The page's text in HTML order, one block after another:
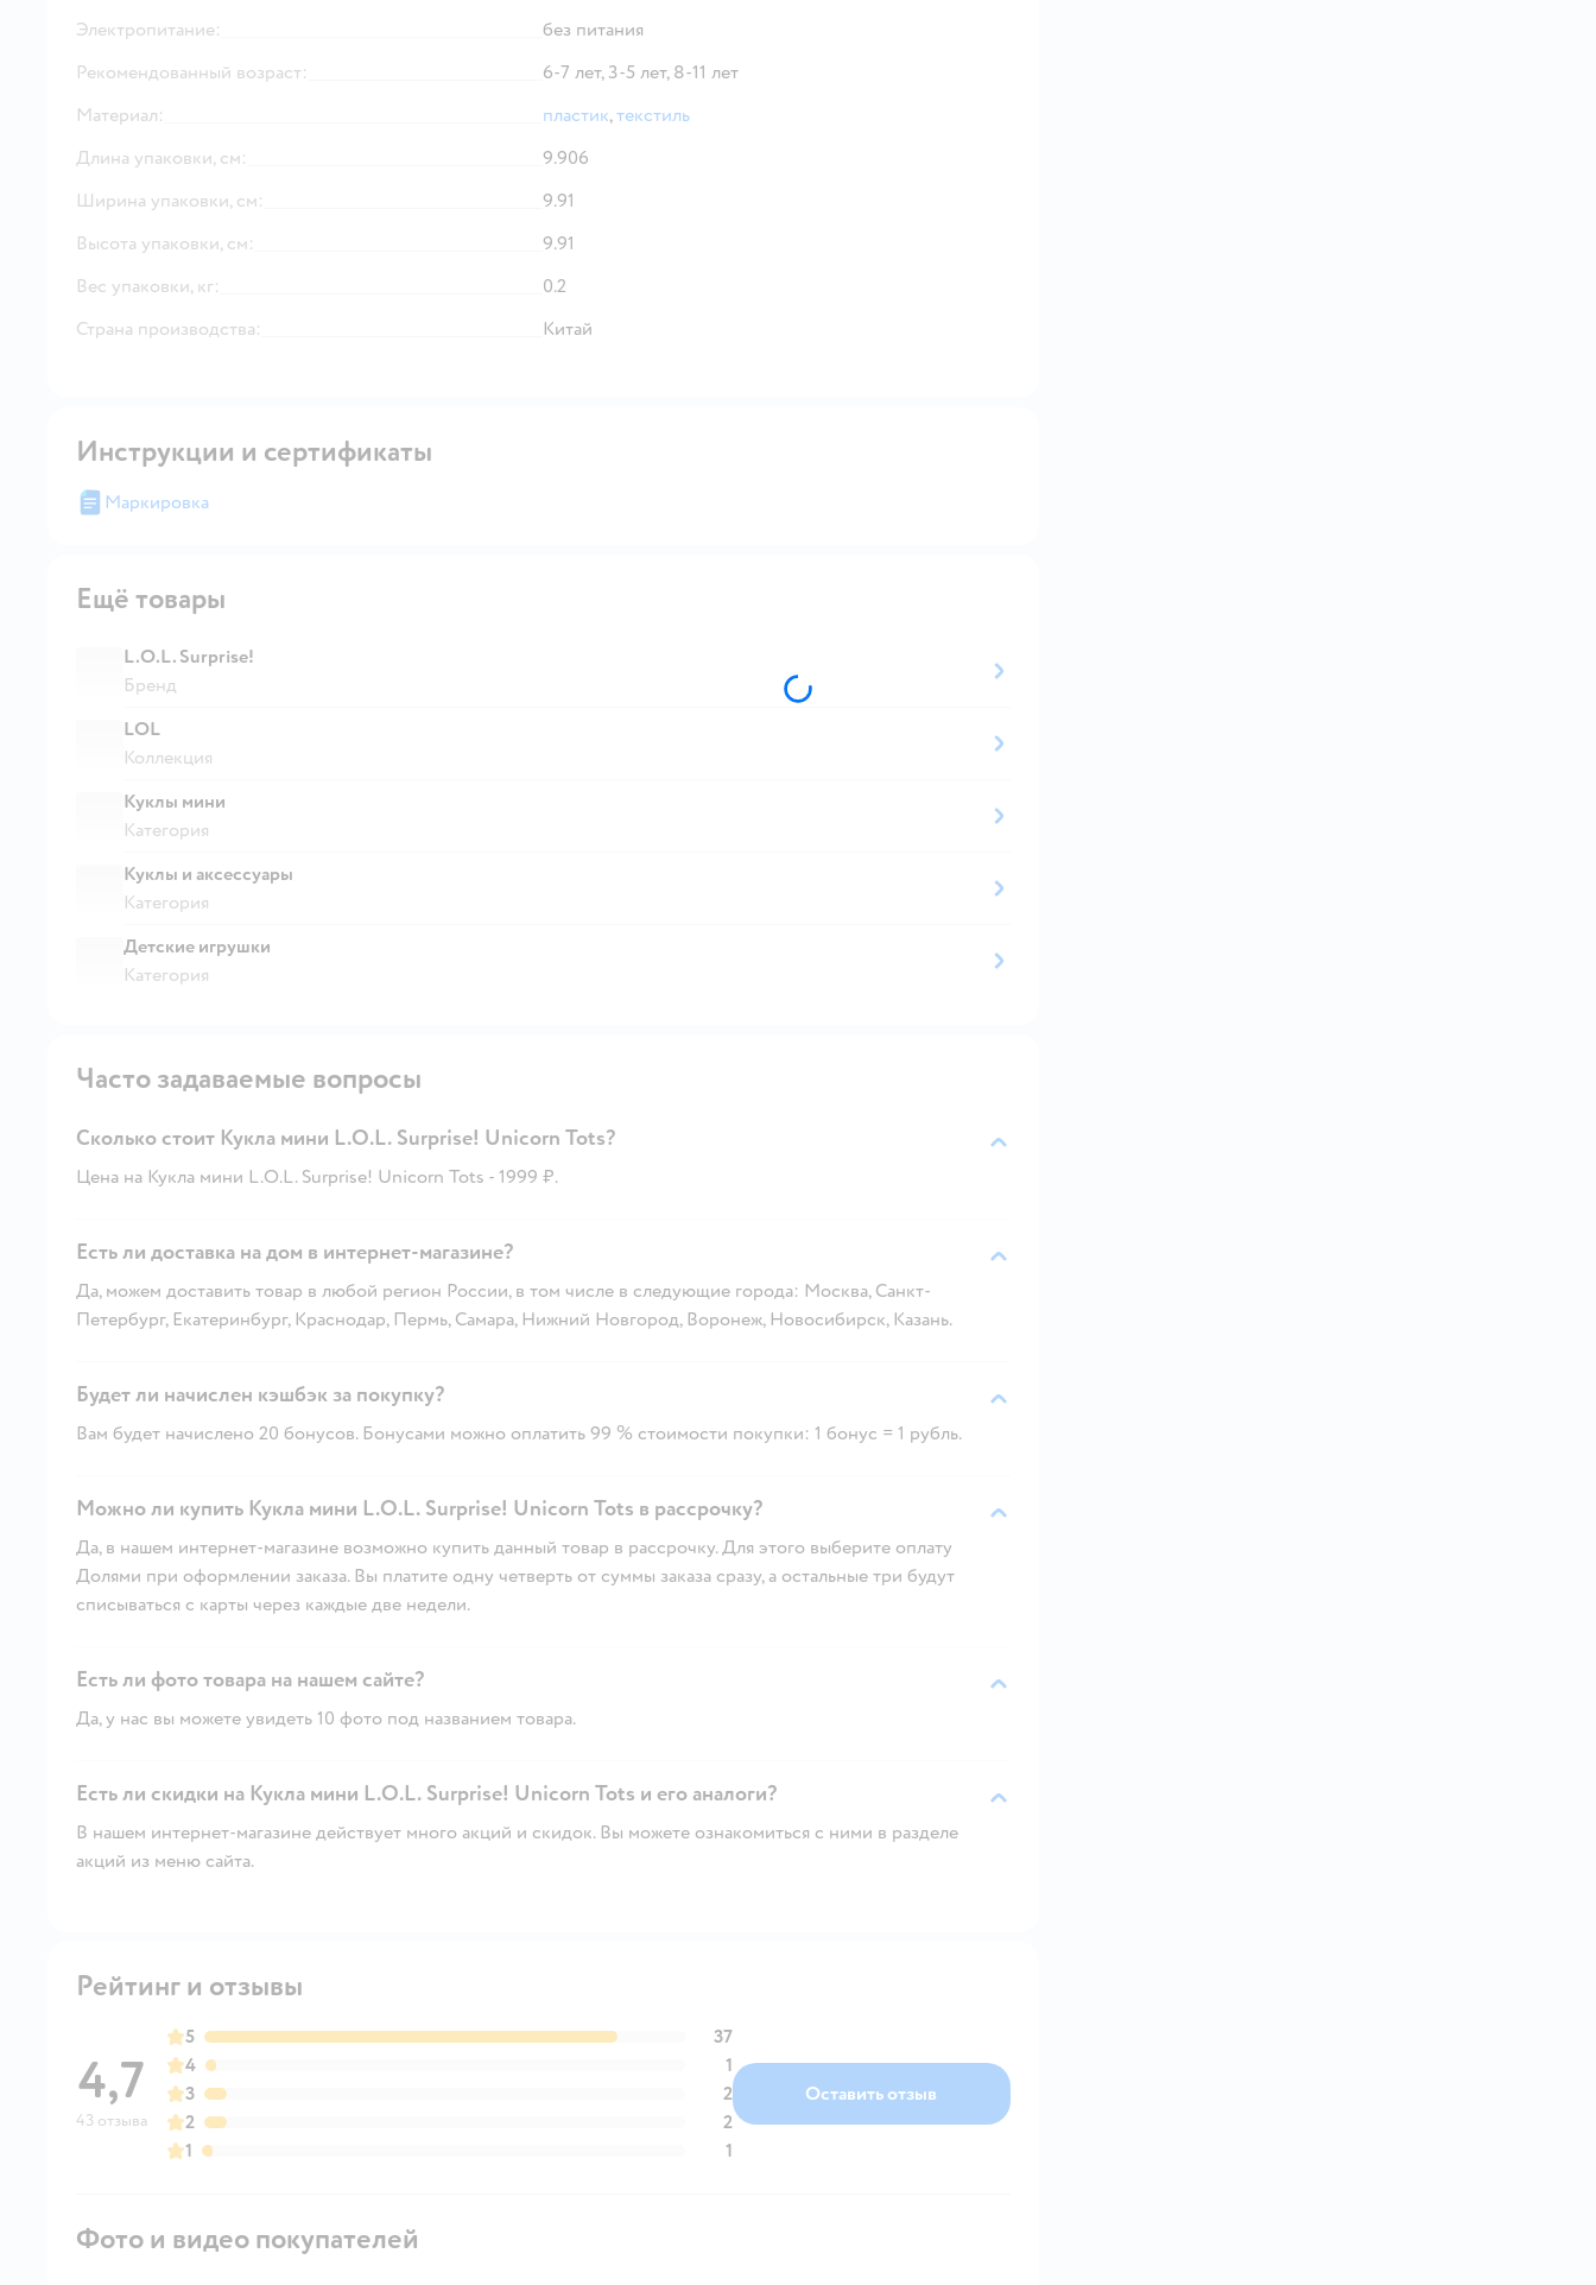
Электропитание:
без питания
Рекомендованный возраст:
6-7 лет, 3-5 лет, 8-11 лет
Материал:
пластик,текстиль
Длина упаковки, см:
9.906
Ширина упаковки, см:
9.91
Высота упаковки, см:
9.91
Вес упаковки, кг:
0.2
Страна производства:
Китай
Инструкции и сертификаты
Маркировка
Ещё товары
L.O.L. Surprise!
Бренд
LOL
Коллекция
Куклы мини
Категория
Куклы и аксессуары
Категория
Детские игрушки
Категория
Часто задаваемые вопросы
Сколько стоит Кукла мини L.O.L. Surprise! Unicorn Tots?
Цена на Кукла мини L.O.L. Surprise! Unicorn Tots - 1999 ₽.
Есть ли доставка на дом в интернет-магазине?
Да, можем доставить товар в любой регион России, в том числе в следующие города: Москва, Санкт-
Петербург, Екатеринбург, Краснодар, Пермь, Самара, Нижний Новгород, Воронеж, Новосибирск, Казань.
Будет ли начислен кэшбэк за покупку?
Вам будет начислено 20 бонусов. Бонусами можно оплатить 99 % стоимости покупки: 1 бонус = 1 рубль.
Можно ли купить Кукла мини L.O.L. Surprise! Unicorn Tots в рассрочку?
Да, в нашем интернет-магазине возможно купить данный товар в рассрочку. Для этого выберите оплату
Долями при оформлении заказа. Вы платите одну четверть от суммы заказа сразу, а остальные три будут
списываться с карты через каждые две недели.
Есть ли фото товара на нашем сайте?
Да, у нас вы можете увидеть 10 фото под названием товара.
Есть ли скидки на Кукла мини L.O.L. Surprise! Unicorn Tots и его аналоги?
В нашем интернет-магазине действует много акций и скидок. Вы можете ознакомиться с ними в разделе
акций из меню сайта.
Рейтинг и отзывы
4,7
43 отзыва
5
37
4
1
3
2
2
2
1
1
Оставить отзыв
Фото и видео покупателей